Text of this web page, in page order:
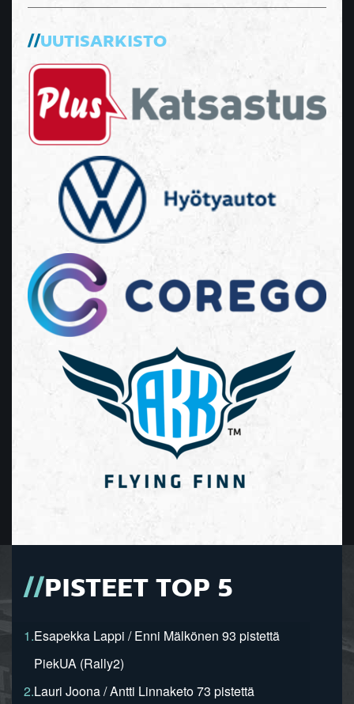
UUTISARKISTO
PISTEET TOP 5
1.Esapekka Lappi / Enni Mälkönen 93 pistettä
PiekUA (Rally2)
2.Lauri Joona / Antti Linnaketo 73 pistettä